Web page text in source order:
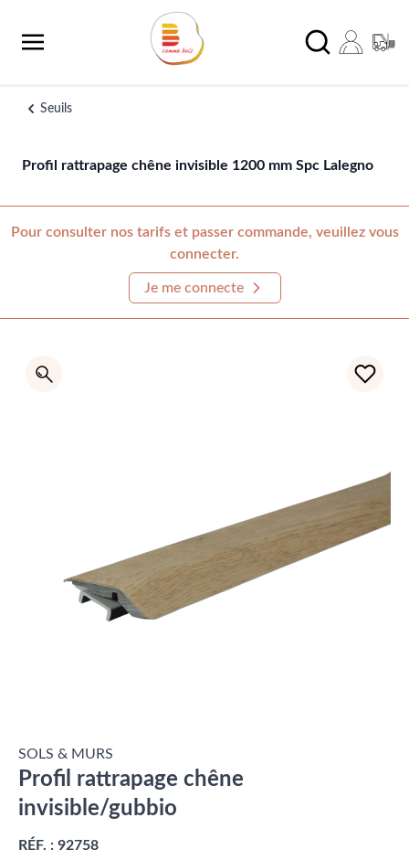
Chercher
Seuils
Profil rattrapage chêne invisible 1200 mm Spc Lalegno
Pour consulter nos tarifs et passer commande, veuillez vous
connecter.
Je me connecte
SOLS & MURS
Profil rattrapage chêne
invisible/gubbio
RÉF. : 92758